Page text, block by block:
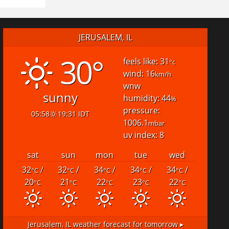
JERUSALEM, IL
30°
sunny
05:58 19:31 IDT
feels like: 31°c
wind: 16km/h
wnw
humidity: 44%
pressure:
1006.1mbar
uv index: 8
sat
sun mon tue
wed
32°C/
20°C
32°C/
21°C
34°C/
22°C
34°C/
23°C
34°C/
22°C
Jerusalem, IL weather forecast for tomorrow ▸